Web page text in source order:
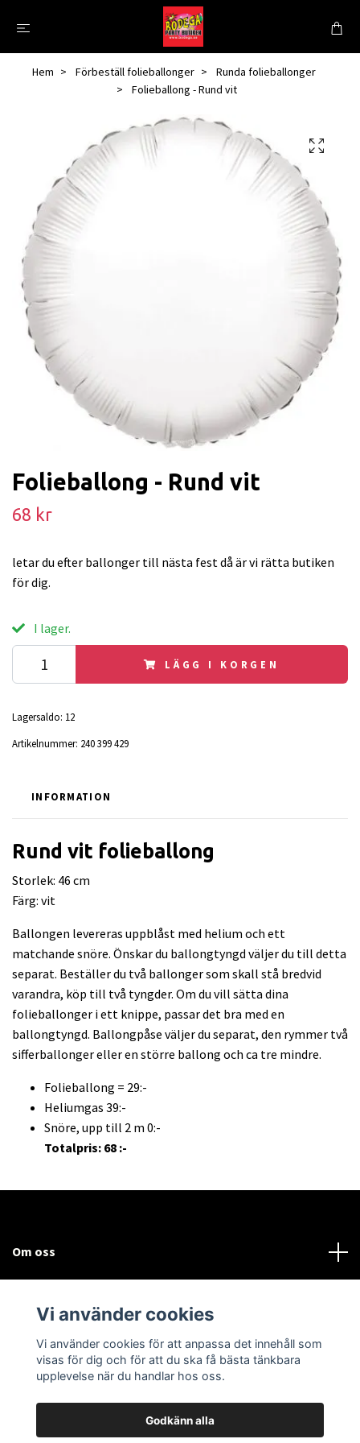
Hem Förbeställ folieballonger
Runda folieballonger
Folieballong - Rund vit
Folieballong - Rund vit
68 kr
letar du efter ballonger till nästa fest då är vi rätta butiken
för dig.
I lager.
LÄGG I KORGEN
Lagersaldo: 12
Artikelnummer: 240 399 429
INFORMATION
Rund vit folieballong
Storlek: 46 cm
Färg: vit
Ballongen levereras uppblåst med helium och ett
matchande snöre. Önskar du ballongtyngd väljer du till detta
separat. Beställer du två ballonger som skall stå bredvid
varandra, köp till två tyngder. Om du vill sätta dina
folieballonger i ett knippe, passar det bra med en
ballongtyngd. Ballongpåse väljer du separat, den rymmer två
sifferballonger eller en större ballong och ca tre mindre.
Folieballong = 29:-
Heliumgas 39:-
Snöre, upp till 2 m 0:-
Totalpris: 68 :-
Om oss
Sociala medier
Vi använder cookies
Vi använder cookies för att anpassa det innehåll som
visas för dig och för att du ska få bästa tänkbara
upplevelse när du handlar hos oss.
Godkänn alla